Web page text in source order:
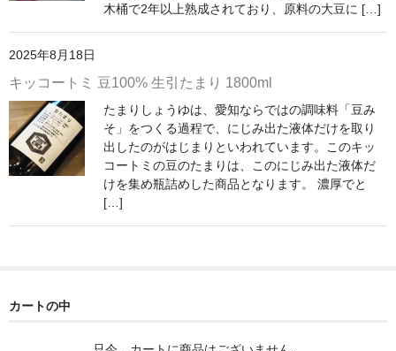
天遊琳・伊勢の白酒 タカハシ酒造（三重県四日市市）
るみ子の酒・英・妙の華 森喜酒造（三重県伊賀市）
大治郎・喜量能 畑酒造（滋賀県東近江市）
秋鹿・奥鹿 秋鹿酒造（大阪府豊能郡能勢町）
睡龍・生もとのどぶ 久保本家酒造（奈良県宇陀市）
木桶で2年以上熟成されており、原料の大豆に […]
2025年8月18日
キッコートミ 豆100% 生引たまり 1800ml
たまりしょうゆは、愛知ならではの調味料「豆み
そ」をつくる過程で、にじみ出た液体だけを取り
出したのがはじまりといわれています。このキッ
コートミの豆のたまりは、このにじみ出た液体だ
けを集め瓶詰めした商品となります。 濃厚でと
[…]
カートの中